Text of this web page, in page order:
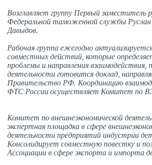
Возглавляет группу Первый заместитель
Федеральной таможенной службы Руслан
Давыдов.
Рабочая группа ежегодно
совместных действий, которые
проблемы и направления взаимодействия,
деятельности готовится доклад,
Правительство РФ. Координацию
ФТС России осуществляет Комитет по
Комитет по внешнеэкономической
экспертная площадка в сфере
деятельности предприятий индустрии
Консолидирует совместную повестку и
Ассоциации в сфере экспорта и импорта